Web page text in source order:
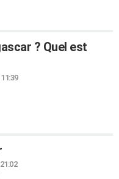
? Quel est